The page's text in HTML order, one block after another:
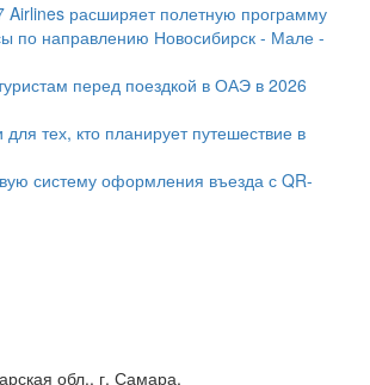
Airlines расширяет полетную программу
по направлению Новосибирск - Мале -
перед поездкой в ОАЭ в 2026
тех, кто планирует путешествие в
систему оформления въезда с QR-
обл., г. Самара,